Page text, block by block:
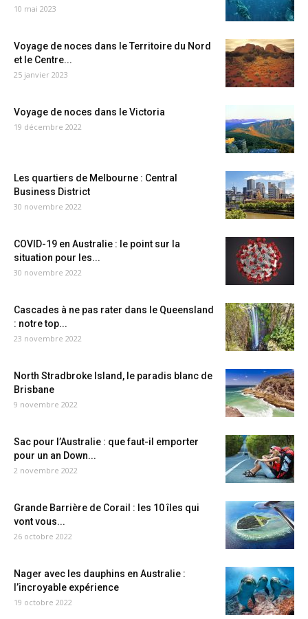
10 mai 2023
Voyage de noces dans le Territoire du Nord
et le Centre...
25 janvier 2023
Voyage de noces dans le Victoria
19 décembre 2022
Les quartiers de Melbourne : Central
Business District
30 novembre 2022
COVID-19 en Australie : le point sur la
situation pour les...
30 novembre 2022
Cascades à ne pas rater dans le Queensland
: notre top...
23 novembre 2022
North Stradbroke Island, le paradis blanc de
Brisbane
9 novembre 2022
Sac pour l’Australie : que faut-il emporter
pour un an Down...
2 novembre 2022
Grande Barrière de Corail : les 10 îles qui
vont vous...
26 octobre 2022
Nager avec les dauphins en Australie :
l’incroyable expérience
19 octobre 2022